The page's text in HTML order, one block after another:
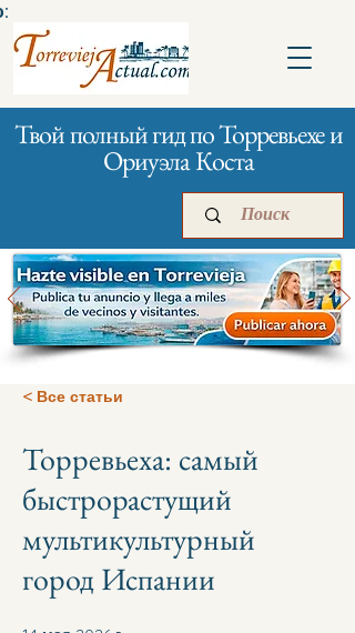
Твой полный гид по Торревьехе и
Ориуэла Коста
Главная Реклама
< Все статьи
Торревьеха: самый
быстрорастущий
мультикультурный
город Испании